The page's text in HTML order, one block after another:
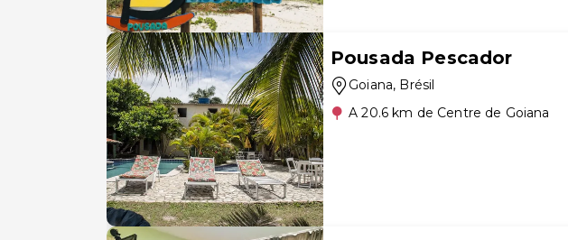
Pousada Pescador
Goiana, Brésil
A 20.6 km de Centre de Goiana